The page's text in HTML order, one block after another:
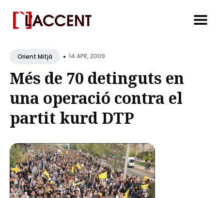
forOrient Mitjà • 14 APR, 2009
Més de 70 detinguts en
una operació contra el
partit kurd DTP